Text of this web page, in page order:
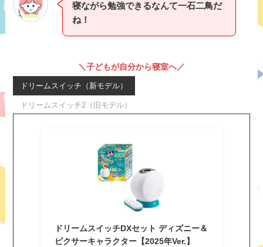
寝ながら勉強できるなんて一石二鳥だ
ね！
＼子どもが自分から寝室へ／
ドリームスイッチ（新モデル）
ドリームスイッチ2（旧モデル）
ドリームスイッチDXセット ディズニー＆
ピクサーキャラクター【2025年Ver.】